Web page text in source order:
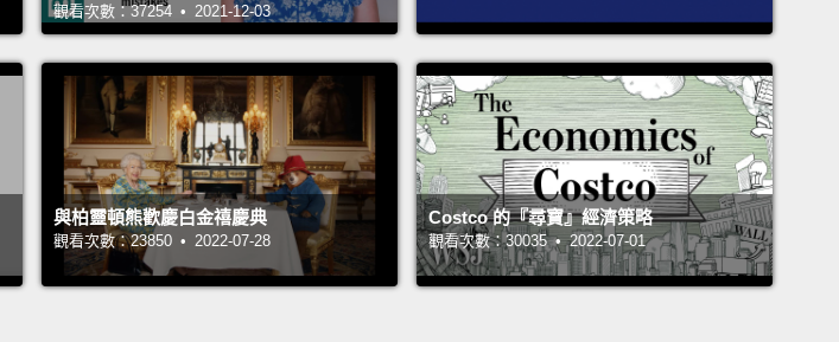
觀看次數：37254 • 2021-12-03
與柏靈頓熊歡慶白金禧慶典
觀看次數：23850 • 2022-07-28
Costco 的『尋寶』經濟策略
觀看次數：30035 • 2022-07-01